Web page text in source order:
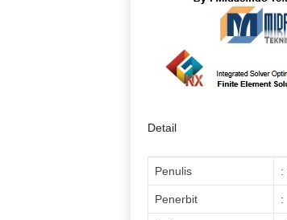
Detail
Penulis :
Penerbit :